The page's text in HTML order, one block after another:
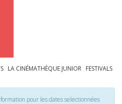
LA CINÉMATHÈQUE JUNIOR FESTIVALS
pour les dates selectionnées